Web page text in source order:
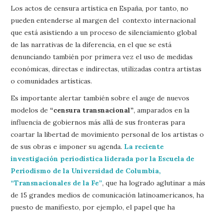
Los actos de censura artística en España, por tanto, no
pueden entenderse al margen del contexto internacional
que está asistiendo a un proceso de silenciamiento global
de las narrativas de la diferencia, en el que se está
denunciando también por primera vez el uso de medidas
económicas, directas e indirectas, utilizadas contra artistas
o comunidades artísticas.
Es importante alertar también sobre el auge de nuevos
modelos de “censura transnacional”, amparados en la
influencia de gobiernos más allá de sus fronteras para
coartar la libertad de movimiento personal de los artistas o
de sus obras e imponer su agenda. La reciente
investigación periodística liderada por la Escuela de
Periodismo de la Universidad de Columbia,
“Transnacionales de la Fe”, que ha logrado aglutinar a más
de 15 grandes medios de comunicación latinoamericanos, ha
puesto de manifiesto, por ejemplo, el papel que ha